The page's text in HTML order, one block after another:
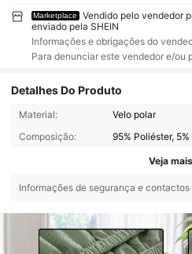
Marketplace
Vendido pelo vendedor
enviado pela SHEIN
Informações e obrigações do
Para denunciar este vendedor e/ou
Detalhes Do Produto
Material:
Velo polar
Composição:
95% Poliéster,
Veja mais
Informações de segurança e contactos